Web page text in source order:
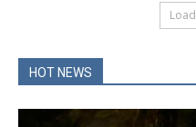
HOT NEWS